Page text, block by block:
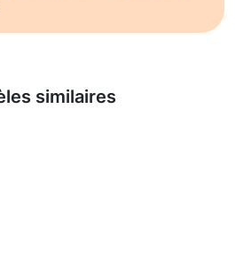
similaires
savoir plus